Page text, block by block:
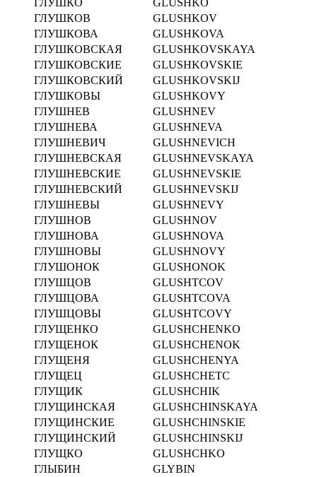
ГЛУШКОВ
GLUSHKOV
ГЛУШКОВА
GLUSHKOVA
ГЛУШКОВСКАЯ
GLUSHKOVSKAYA
ГЛУШКОВСКИЕ
GLUSHKOVSKIE
ГЛУШКОВСКИЙ
GLUSHKOVSKIJ
ГЛУШКОВЫ
GLUSHKOVY
ГЛУШНЕВ
GLUSHNEV
ГЛУШНЕВА
GLUSHNEVA
ГЛУШНЕВИЧ
GLUSHNEVICH
ГЛУШНЕВСКАЯ
GLUSHNEVSKAYA
ГЛУШНЕВСКИЕ
GLUSHNEVSKIE
ГЛУШНЕВСКИЙ
GLUSHNEVSKIJ
ГЛУШНЕВЫ
GLUSHNEVY
ГЛУШНОВ
GLUSHNOV
ГЛУШНОВА
GLUSHNOVA
ГЛУШНОВЫ
GLUSHNOVY
ГЛУШОНОК
GLUSHONOK
ГЛУШЦОВ
GLUSHTCOV
ГЛУШЦОВА
GLUSHTCOVA
ГЛУШЦОВЫ
GLUSHTCOVY
ГЛУЩЕНКО
GLUSHCHENKO
ГЛУЩЕНОК
GLUSHCHENOK
ГЛУЩЕНЯ
GLUSHCHENYA
ГЛУЩЕЦ
GLUSHCHETC
ГЛУЩИК
GLUSHCHIK
ГЛУЩИНСКАЯ
GLUSHCHINSKAYA
ГЛУЩИНСКИЕ
GLUSHCHINSKIE
ГЛУЩИНСКИЙ
GLUSHCHINSKIJ
ГЛУЩКО
GLUSHCHKO
ГЛЫБИН
GLYBIN